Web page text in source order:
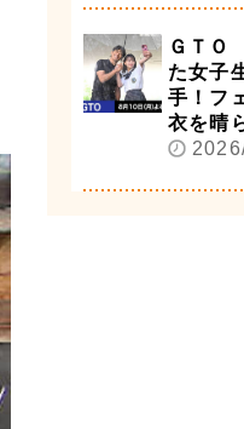
ＧＴ
た女子
手！フ
衣を晴